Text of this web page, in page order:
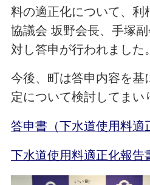
料の適正化について、利
協議会 坂野会長、手塚
対し答申が行われました。
今後、町は答申内容を基
定について検討してまい
答申書（下水道使用料適
下水道使用料適正化報告